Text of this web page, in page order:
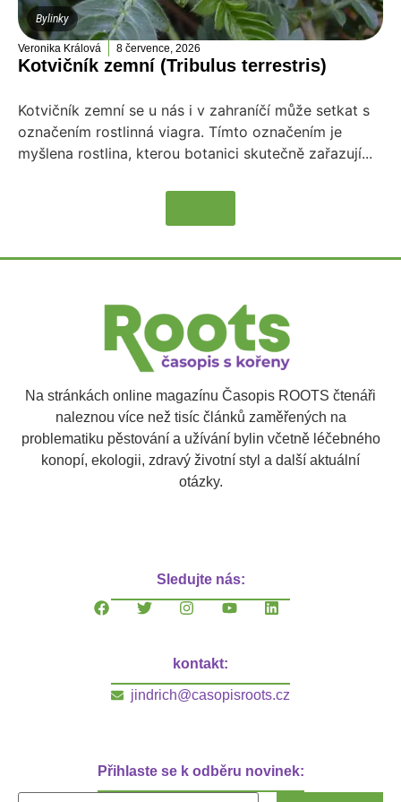
Bylinky
Veronika Králová 8 července, 2026
Kotvičník zemní (Tribulus terrestris)
Kotvičník zemní se u nás i v zahraníčí může setkat s
označením rostlinná viagra. Tímto označením je
myšlena rostlina, kterou botanici skutečně zařazují...
Na stránkách online magazínu Časopis ROOTS čtenáři
naleznou více než tisíc článků zaměřených na
problematiku pěstování a užívání bylin včetně léčebného
konopí, ekologii, zdravý životní styl a další aktuální
otázky.
Sledujte nás:
kontakt:
jindrich@casopisroots.cz
Přihlaste se k odběru novinek: